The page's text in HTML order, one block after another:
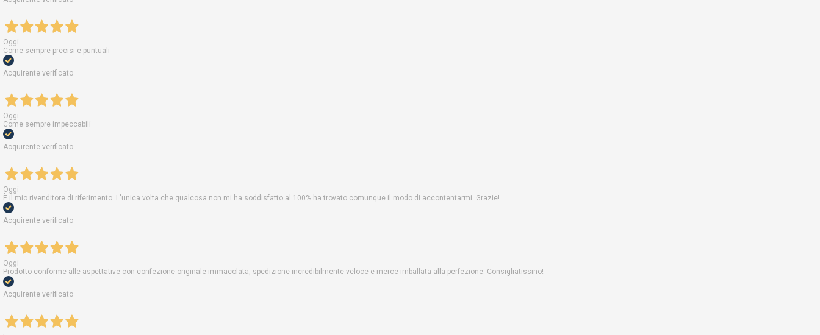
Oggi
Come sempre precisi e puntuali
Acquirente verificato
Oggi
Come sempre impeccabili
Acquirente verificato
Oggi
È il mio rivenditore di riferimento. L'unica volta che qualcosa non mi ha soddisfatto al 100% ha trovato comunque il modo di accontentarmi. Grazie!
Acquirente verificato
Oggi
Prodotto conforme alle aspettative con confezione originale immacolata, spedizione incredibilmente veloce e merce imballata alla perfezione. Consigliatissino!
Acquirente verificato